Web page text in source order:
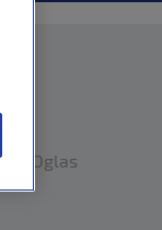
Oglas